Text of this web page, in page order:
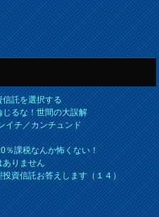
信託を選択する
るな！世間の大誤解
イチ／カンチュンド
％課税なんか怖くない！
ありません
資信託お答えします（１４）